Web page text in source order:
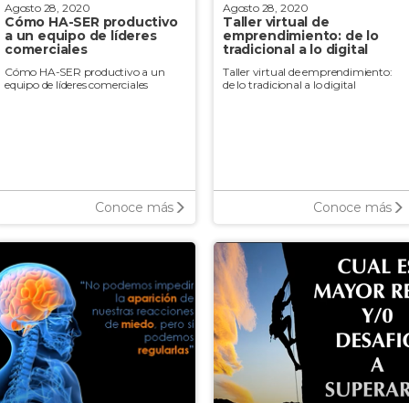
Agosto 28, 2020
Cómo HA-SER productivo
a un equipo de líderes
comerciales
Cómo HA-SER productivo a un
equipo de líderes comerciales
Conoce más
Agosto 28, 2020
Taller virtual de
emprendimiento: de lo
tradicional a lo digital
Taller virtual de emprendimiento:
de lo tradicional a lo digital
Conoce más